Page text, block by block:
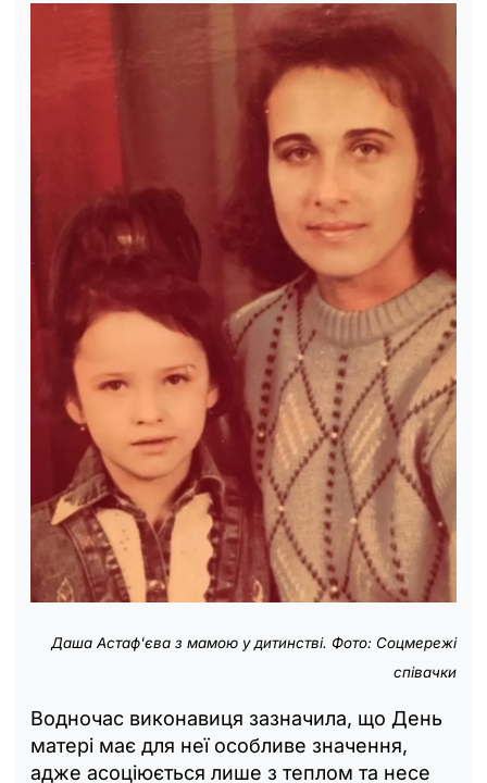
Даша Астаф'єва з мамою у дитинстві. Фото: Соцмережі
співачки
Водночас виконавиця зазначила, що День
матері має для неї особливе значення,
адже асоціюється лише з теплом та несе